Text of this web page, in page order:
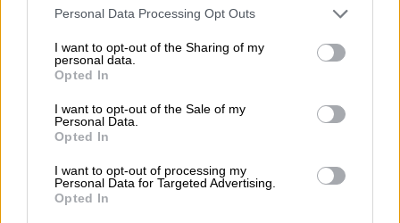
Please note that this website/app uses one or more Google
not limited to your visit or usage behaviour. You may click to
grant or deny consent to Google and its third-party tags to
use your data for below specified purposes in below Google
consent section.
Personal Data Processing Opt Outs
I want to opt-out of the Sharing of my
personal data.
Opted In
I want to opt-out of the Sale of my
Personal Data.
Opted In
I want to opt-out of processing my
Personal Data for Targeted Advertising.
Opted In
Το Ισραήλ λέει πως αναχαιτίστηκε
πύραυλος που εκτοξεύτηκε από την
Υεμένη
Ο δήμαρχος της ρωσικής πρωτεύουσας
Σεργκέι Σομπιάνιν έγραψε σε ανάρτησή του
Telegramπως διασώστες επιχειρούν